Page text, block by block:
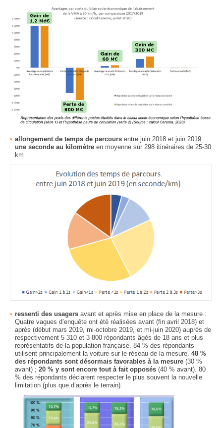
allongement de temps de parcours entre juin 2018 et juin 2019 :
une seconde au kilomètre en moyenne sur 298 itinéraires de 25-30
km
ressenti des usagers avant et après mise en place de la mesure :
Quatre vagues d’enquête ont été réalisées avant (fin avril 2018) et
après (début mars 2019, mi-octobre 2019, et mi-juin 2020) auprès de
respectivement 5 310 et 3 800 répondants âgés de 18 ans et plus
représentatifs de la population française. 84 % des répondants
utilisent principalement la voiture sur le réseau de la mesure. 48 %
des répondants sont désormais favorables à la mesure (30 %
avant) ; 20 % y sont encore tout à fait opposés (40 % avant). 80
% des répondants déclarent respecter le plus souvent la nouvelle
limitation (plus que d’après le terrain).